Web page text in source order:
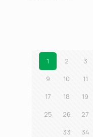
1 2 3
9
10 11
17
18 19
25
26 27
33
34